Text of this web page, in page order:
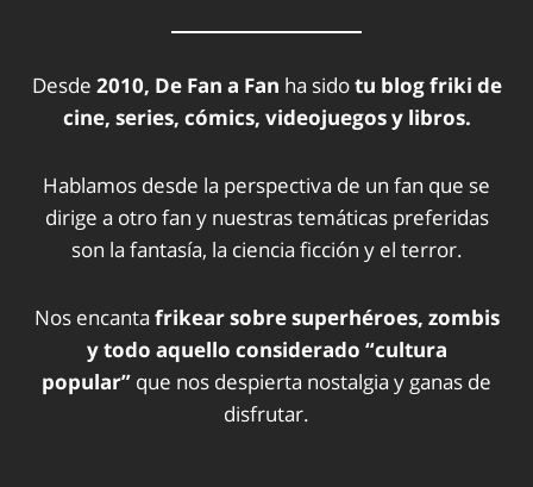
Desde 2010, De Fan a Fan ha sidotu blog friki de
cine, series, cómics, videojuegos y libros.
Hablamos desde la perspectiva de un fan que se
dirige a otro fan y nuestras temáticas preferidas
son la fantasía, la ciencia ficción y el terror.
Nos encanta frikear sobre superhéroes, zombis
y todo aquello considerado “cultura
popular” que nos despierta nostalgia y ganas de
disfrutar.